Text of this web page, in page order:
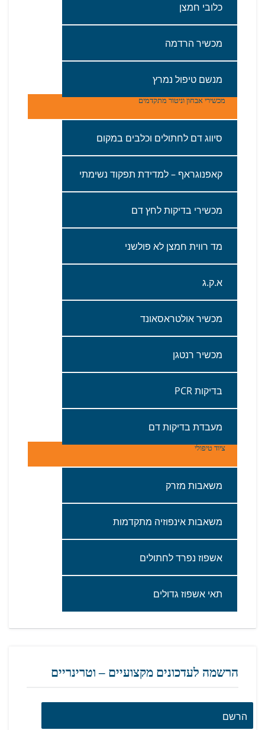
כלובי‭ ‬חמצן
מכשיר‭ ‬הרדמה‭ ‬
מנשם‭ ‬טיפול‭ ‬נמרץ
מכשירי אבחון‭ ‬וניטור‭ ‬מתקדמים‭‬
סיווג‭ ‬דם‭ ‬לחתולים‭ ‬וכלבים‭ ‬במקום
קאפנוגראף‭ – ‬למדידת‭ ‬תפקוד‭ ‬נשימתי
‬מכשירי‭ ‬בדיקות‭ ‬לחץ‭ ‬דם‭ ‬
מד‭ ‬רווית‭ ‬חמצן‭ ‬לא‭ ‬פולשני‭ ‬
א‭.‬ק‭.‬ג
מכשיר‭ ‬אולטראסאונד
מכשיר‭ ‬רנטגן
בדיקות ‭ ‬ PCR
מעבדת‭ ‬בדיקות‭ ‬דם
ציוד טיפולי
משאבות‭ ‬מזרק
משאבות‭ ‬אינפוזיה‭ ‬מתקדמות
אשפוז‭ ‬נפרד‭ ‬לחתולים
תאי‭ ‬אשפוז‭ ‬גדולים‬
הרשמה לעדכונים מקצועיים – וטרינריים